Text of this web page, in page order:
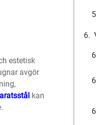
estetisk
avgör
kan